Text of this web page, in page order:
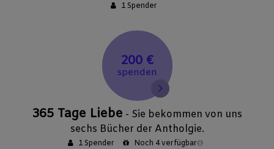
1 Spender
200 €
spenden
365 Tage Liebe - Sie bekommen von uns
sechs Bücher der Antholgie.
1 Spender Noch 4 verfügbar